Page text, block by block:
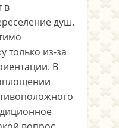
в
душ.
только из-за
В